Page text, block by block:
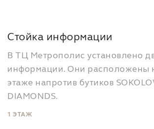
Стойка информации
В ТЦ Метрополис установлено
информации. Они расположены
этаже напротив бутиков
DIAMONDS.
1 ЭТАЖ